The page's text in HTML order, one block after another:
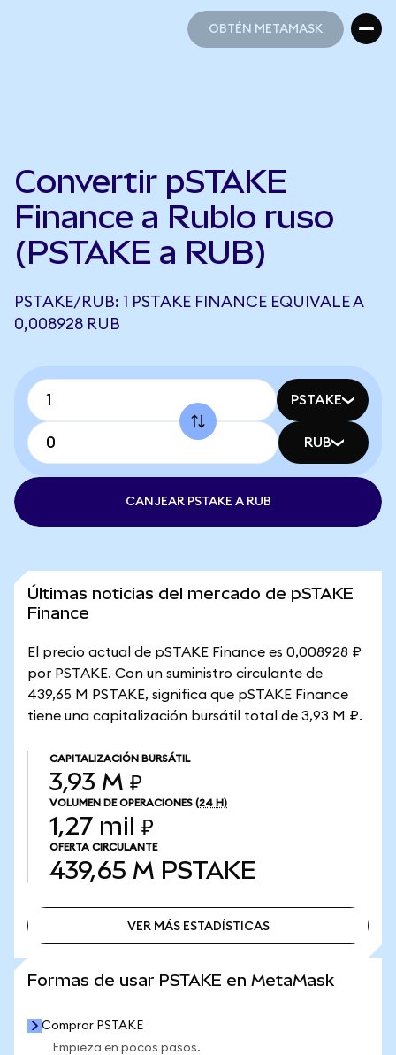
OBTÉN METAMASK
Convertir pSTAKE
Finance a Rublo ruso
(PSTAKE a RUB)
PSTAKE/RUB: 1 PSTAKE FINANCE EQUIVALE A
0,008928 RUB
PSTAKE
RUB
CANJEAR PSTAKE A RUB
Últimas noticias del mercado de pSTAKE
Finance
El precio actual de pSTAKE Finance es 0,008928 ₽
por PSTAKE. Con un suministro circulante de
439,65 M PSTAKE, significa que pSTAKE Finance
tiene una capitalización bursátil total de 3,93 M ₽.
CAPITALIZACIÓN BURSÁTIL
3,93 M ₽
VOLUMEN DE OPERACIONES (24 H)
1,27 mil ₽
OFERTA CIRCULANTE
439,65 M PSTAKE
VER MÁS ESTADÍSTICAS
Formas de usar PSTAKE en MetaMask
Comprar PSTAKE
Empieza en pocos pasos.